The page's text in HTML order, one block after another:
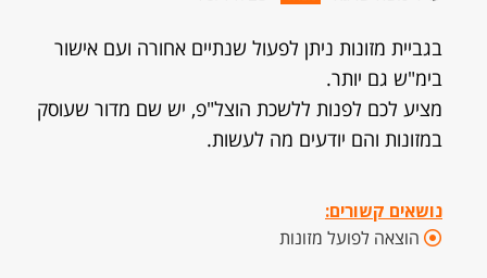
בגביית מזונות ניתן לפעול שנתיים אחורה ועם אישור
בימ"ש גם יותר.
מציע לכם לפנות ללשכת הוצל"פ, יש שם מדור שעוסק
במזונות והם יודעים מה לעשות.
נושאים קשורים:
הוצאה לפועל מזונות